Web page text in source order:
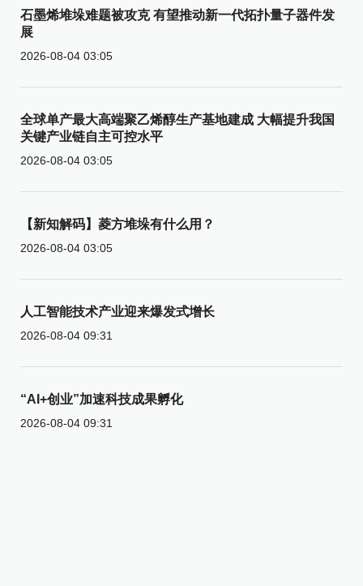
石墨烯堆垛难题被攻克 有望推动新一代拓扑量子器件发
展
2026-08-04 03:05
全球单产最大高端聚乙烯醇生产基地建成 大幅提升我国
关键产业链自主可控水平
2026-08-04 03:05
【新知解码】菱方堆垛有什么用？
2026-08-04 03:05
人工智能技术产业迎来爆发式增长
2026-08-04 09:31
“AI+创业”加速科技成果孵化
2026-08-04 09:31